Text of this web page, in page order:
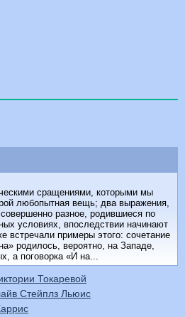
сращениями, которыми мы
любопытная вещь; два выражения,
разное, родившиеся по
условиях, впоследствии начинают
встречали примеры этого: сочетание
родилось, вероятно, на Западе,
а поговорка «И на...
Токаревой
Стейплз Льюис